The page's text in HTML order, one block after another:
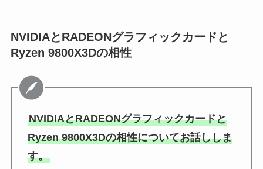
NVIDIAとRADEONグラフィックカードと
Ryzen 9800X3Dの相性
NVIDIAとRADEONグラフィックカードと
Ryzen 9800X3Dの相性についてお話ししま
す。